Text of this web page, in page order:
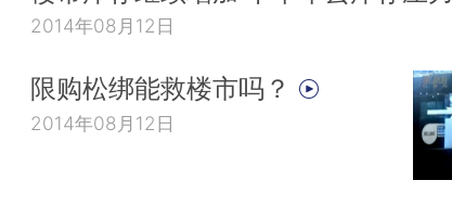
2014年08月12日
限购松绑能救楼市吗？
2014年08月12日